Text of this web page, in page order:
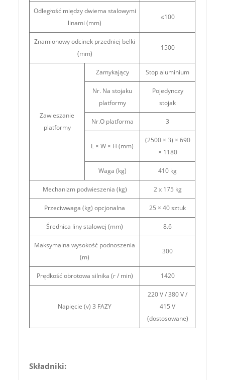
Odległość między dwiema stalowymi
linami (mm)
≤100
Znamionowy odcinek przedniej belki
(mm)
1500
Zawieszanie
platformy
Zamykający Stop aluminium
Nr. Na stojaku
platformy
Pojedynczy
stojak
Nr.O platforma 3
L × W × H (mm)
(2500 × 3) × 690
× 1180
Waga (kg) 410 kg
Mechanizm podwieszenia (kg) 2 x 175 kg
Przeciwwaga (kg) opcjonalna 25 × 40 sztuk
Średnica liny stalowej (mm) 8.6
Maksymalna wysokość podnoszenia
(m)
300
Prędkość obrotowa silnika (r / min) 1420
Napięcie (v) 3 FAZY
220 V / 380 V /
415 V
(dostosowane)
Składniki: